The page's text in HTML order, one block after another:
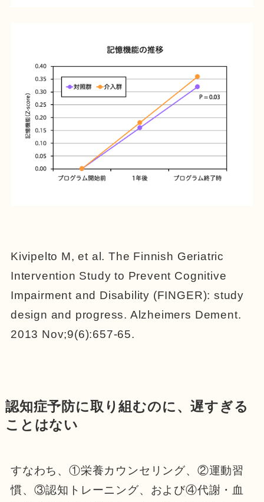
Kivipelto M, et al. The Finnish Geriatric
Intervention Study to Prevent Cognitive
Impairment and Disability (FINGER): study
design and progress. Alzheimers Dement.
2013 Nov;9(6):657-65.
認知症予防に取り組むのに、遅すぎる
ことはない
すなわち、①栄養カウンセリング、②運動習
慣、③認知トレーニング、および④代謝・血